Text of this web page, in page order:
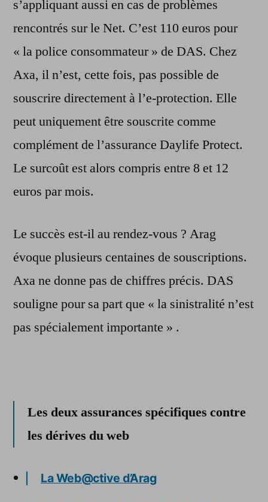
s’appliquant aussi en cas de problèmes
rencontrés sur le Net. C’est 110 euros pour
« la police consommateur » de DAS. Chez
Axa, il n’est, cette fois, pas possible de
souscrire directement à l’e-protection. Elle
peut uniquement être souscrite comme
complément de l’assurance Daylife Protect.
Le surcoût est alors compris entre 8 et 12
euros par mois.
Le succès est-il au rendez-vous ? Arag
évoque plusieurs centaines de souscriptions.
Axa ne donne pas de chiffres précis. DAS
souligne pour sa part que « la sinistralité n’est
pas spécialement importante » .
Les deux assurances spécifiques contre
les dérives du web
La Web@ctive d’Arag